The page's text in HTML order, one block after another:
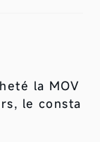
la MOV
le consta